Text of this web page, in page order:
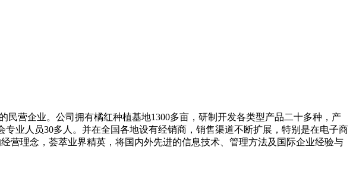
营企业。公司拥有橘红种植基地1300多亩，研制开发各类型产品二十多种，产
业人员30多人。并在全国各地设有经销商，销售渠道不断扩展，特别是在电子商
营理念，荟萃业界精英，将国内外先进的信息技术、管理方法及国际企业经验与